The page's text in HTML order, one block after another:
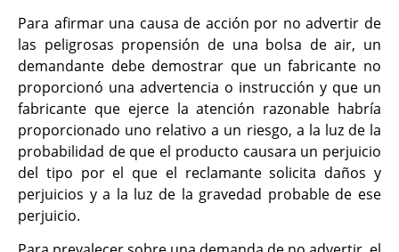
Para afirmar una causa de acción por no advertir de
las peligrosas propensión de una bolsa de air, un
demandante debe demostrar que un fabricante no
proporcionó una advertencia o instrucción y que un
fabricante que ejerce la atención razonable habría
proporcionado uno relativo a un riesgo, a la luz de la
probabilidad de que el producto causara un perjuicio
del tipo por el que el reclamante solicita daños y
perjuicios y a la luz de la gravedad probable de ese
perjuicio.